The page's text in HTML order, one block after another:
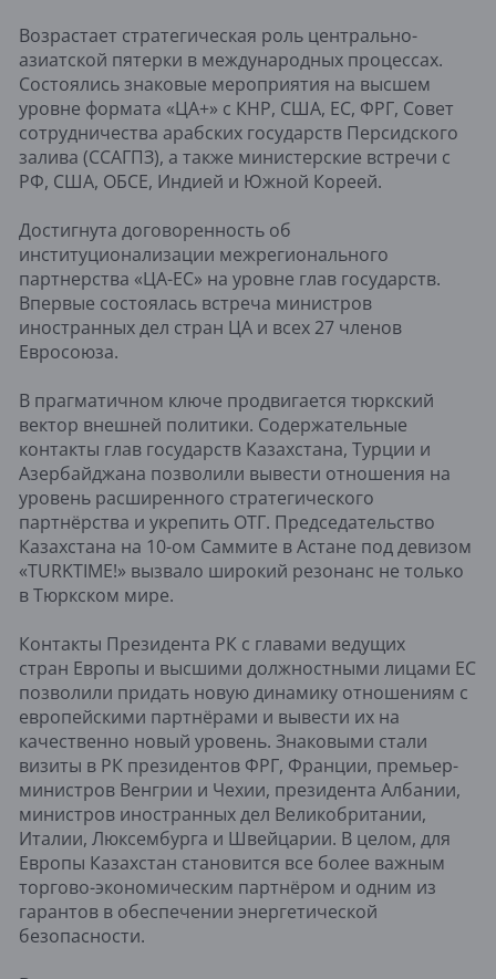
Возрастает стратегическая роль центрально-
азиатской пятерки в международных процессах.
Состоялись знаковые мероприятия на высшем
уровне формата «ЦА+» с КНР, США, ЕС, ФРГ, Совет
сотрудничества арабских государств Персидского
залива (ССАГПЗ), а также министерские встречи с
РФ, США, ОБСЕ, Индией и Южной Кореей.
Достигнута договоренность об
институционализации межрегионального
партнерства «ЦА-ЕС» на уровне глав государств.
Впервые состоялась встреча министров
иностранных дел стран ЦА и всех 27 членов
Евросоюза.
В прагматичном ключе продвигается тюркский
вектор внешней политики. Содержательные
контакты глав государств Казахстана, Турции и
Азербайджана позволили вывести отношения на
уровень расширенного стратегического
партнёрства и укрепить ОТГ. Председательство
Казахстана на 10-ом Саммите в Астане под девизом
«TURKTIME!» вызвало широкий резонанс не только
в Тюркском мире.
Контакты Президента РК с главами ведущих
стран Европы и высшими должностными лицами ЕС
позволили придать новую динамику отношениям с
европейскими партнёрами и вывести их на
качественно новый уровень. Знаковыми стали
визиты в РК президентов ФРГ, Франции, премьер-
министров Венгрии и Чехии, президента Албании,
министров иностранных дел Великобритании,
Италии, Люксембурга и Швейцарии. В целом, для
Европы Казахстан становится все более важным
торгово-экономическим партнёром и одним из
гарантов в обеспечении энергетической
безопасности.